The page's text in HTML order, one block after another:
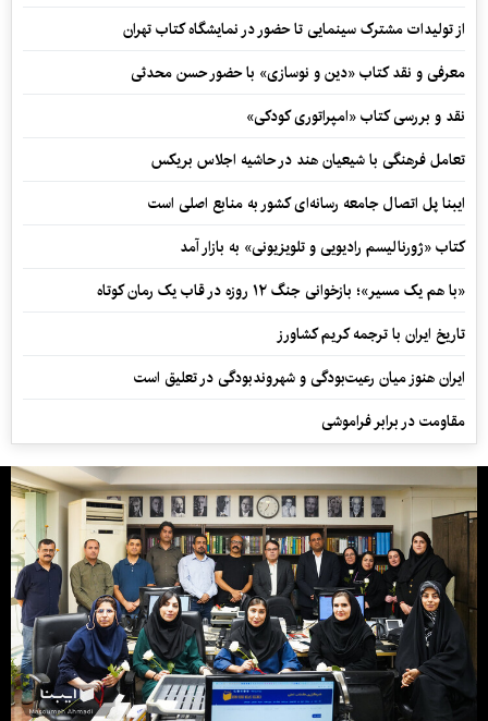
از تولیدات مشترک سینمایی تا حضور در نمایشگاه کتاب تهران
معرفی و نقد کتاب «دین و نوسازی» با حضور حسن محدثی
نقد و بررسی کتاب «امپراتوری کودکی»
تعامل فرهنگی با شیعیان هند در حاشیه اجلاس بریکس
ایبنا پل اتصال جامعه رسانه‌ای کشور به منابع اصلی است
کتاب «ژورنالیسم رادیویی و تلویزیونی» به بازار آمد
«با هم یک مسیر»؛ بازخوانی جنگ ۱۲ روزه در قاب یک رمان کوتاه
تاریخ ایران با ترجمه کریم کشاورز
ایران هنوز میان رعیت‌بودگی و شهروندبودگی در تعلیق است
مقاومت در برابر فراموشی